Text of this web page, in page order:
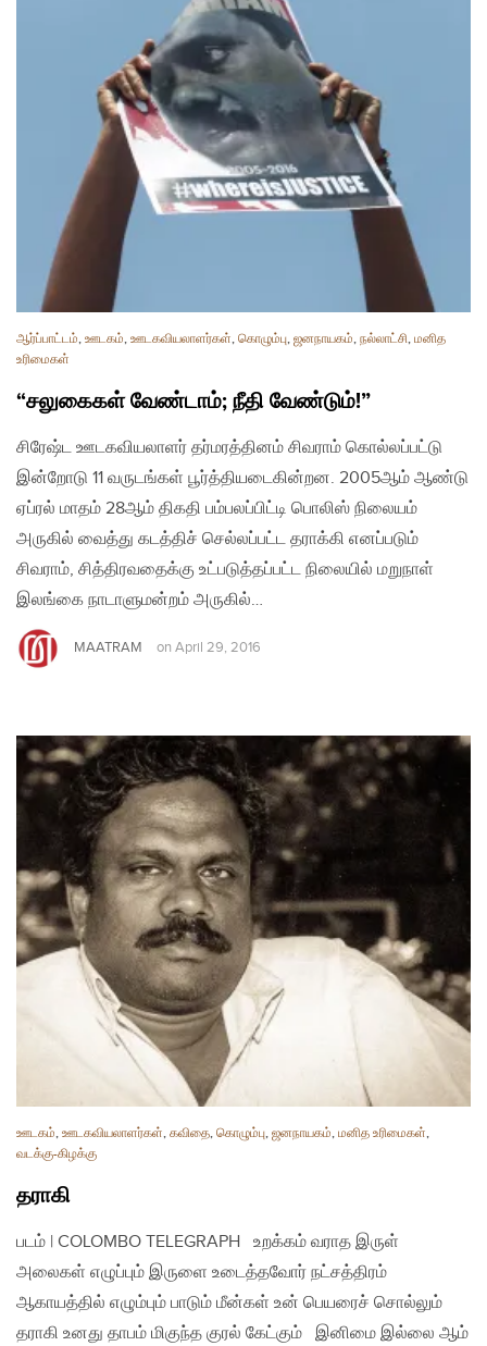
ஆர்ப்பாட்டம், ஊடகம், ஊடகவியலாளர்கள், கொழும்பு, ஜனநாயகம், நல்லாட்சி, மனித
உரிமைகள்
“சலுகைகள் வேண்டாம்; நீதி வேண்டும்!”
சிரேஷ்ட ஊடகவியலாளர் தர்மரத்தினம் சிவராம் கொல்லப்பட்டு
இன்றோடு 11 வருடங்கள் பூர்த்தியடைகின்றன. 2005ஆம் ஆண்டு
ஏப்ரல் மாதம் 28ஆம் திகதி பம்பலப்பிட்டி பொலிஸ் நிலையம்
அருகில் வைத்து கடத்திச் செல்லப்பட்ட தராக்கி எனப்படும்
சிவராம், சித்திரவதைக்கு உட்படுத்தப்பட்ட நிலையில் மறுநாள்
இலங்கை நாடாளுமன்றம் அருகில்…
MAATRAM on April 29, 2016
ஊடகம், ஊடகவியலாளர்கள், கவிதை, கொழும்பு, ஜனநாயகம், மனித உரிமைகள்,
வடக்கு-கிழக்கு
தராகி
படம் | COLOMBO TELEGRAPH உறக்கம் வராத இருள்
அலைகள் எழுப்பும் இருளை உடைத்தவோர் நட்சத்திரம்
ஆகாயத்தில் எழும்பும் பாடும் மீன்கள் உன் பெயரைச் சொல்லும்
தராகி உனது தாபம் மிகுந்த குரல் கேட்கும் இனிமை இல்லை ஆம்